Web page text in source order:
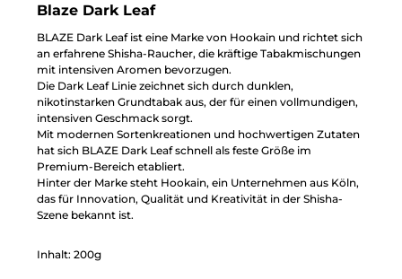
Blaze Dark Leaf
BLAZE Dark Leaf ist eine Marke von Hookain und richtet sich
an erfahrene Shisha-Raucher, die kräftige Tabakmischungen
mit intensiven Aromen bevorzugen.
Die Dark Leaf Linie zeichnet sich durch dunklen,
nikotinstarken Grundtabak aus, der für einen vollmundigen,
intensiven Geschmack sorgt.
Mit modernen Sortenkreationen und hochwertigen Zutaten
hat sich BLAZE Dark Leaf schnell als feste Größe im
Premium-Bereich etabliert.
Hinter der Marke steht Hookain, ein Unternehmen aus Köln,
das für Innovation, Qualität und Kreativität in der Shisha-
Szene bekannt ist.
Inhalt: 200g